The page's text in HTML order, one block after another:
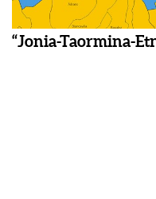
“Jonia-Taormina-